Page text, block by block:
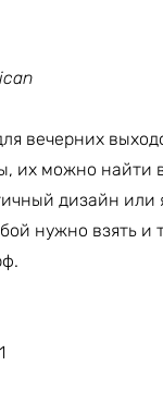
вечерних
их можно найти
дизайн или
нужно взять и